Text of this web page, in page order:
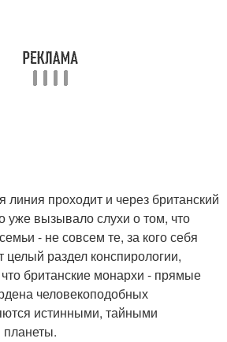
линия проходит и через британский
уже вызывало слухи о том, что
- не совсем те, за кого себя
раздел конспирологии,
британские монархи - прямые
человекоподобных
истинными, тайными